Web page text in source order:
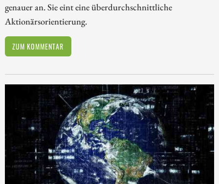
genauer an. Sie eint eine überdurchschnittliche
Aktionärsorientierung.
ZUM KOMMENTAR